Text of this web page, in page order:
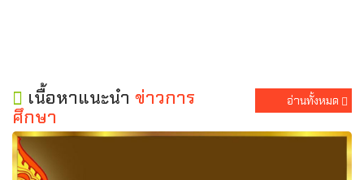
เนื้อหาแนะนำ ข่าวการ
ศึกษา
อ่านทั้งหมด